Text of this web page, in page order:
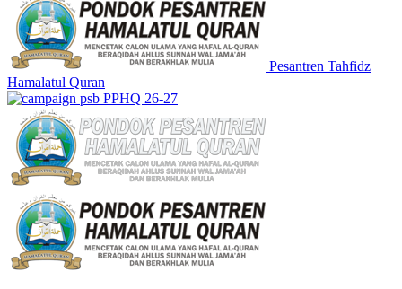
Pesantren Tahfidz
Hamalatul Quran